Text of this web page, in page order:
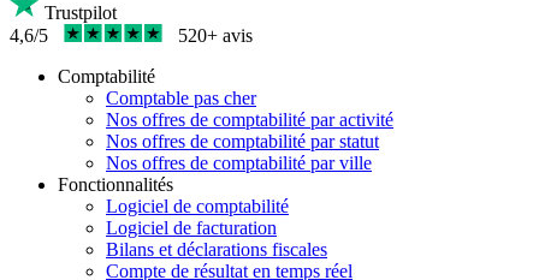
Trustpilot
4,6/5
520+ avis
Comptabilité
Comptable pas cher
Nos offres de comptabilité par activité
Nos offres de comptabilité par statut
Nos offres de comptabilité par ville
Fonctionnalités
Logiciel de comptabilité
Logiciel de facturation
Bilans et déclarations fiscales
Compte de résultat en temps réel